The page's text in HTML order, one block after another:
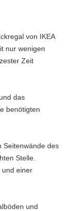
von IKEA
nur wenigen
Zeit
das
benötigten
Seitenwände des
Stelle.
und einer
und